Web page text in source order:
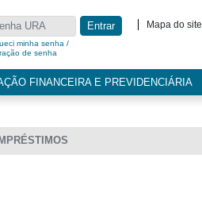
minha senha /
de senha
Entrar Mapa do site
FINANCEIRA E PREVIDENCIÁRIA